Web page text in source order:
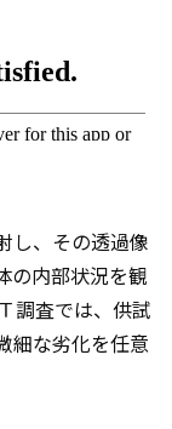
し、その透過像
の内部状況を観
調査では、供試
細な劣化を任意